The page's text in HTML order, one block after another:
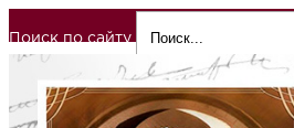
Поиск по сайту